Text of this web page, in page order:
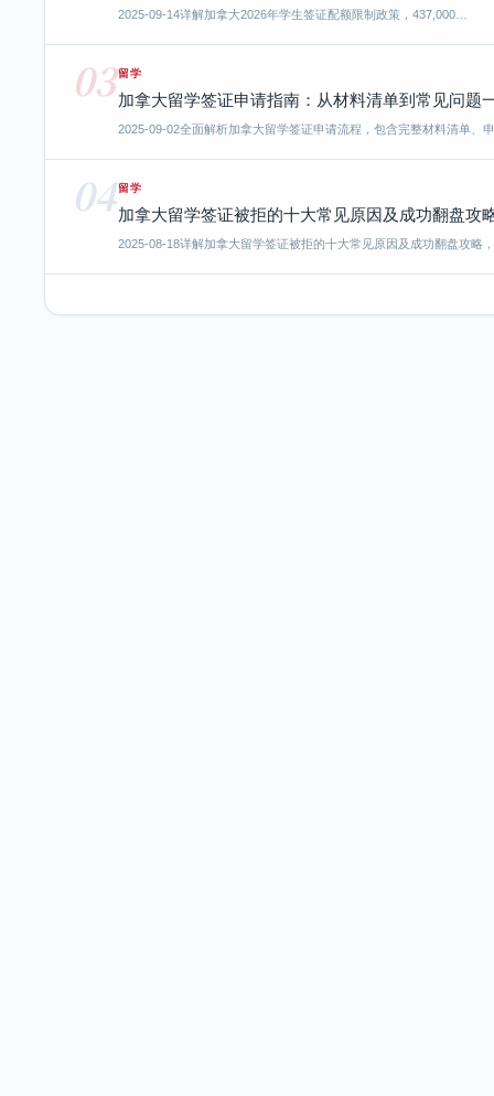
2025-09-14详解加拿大2026年学生签证配额限制政策，437,000…
03留学
加拿大留学签证申请指南：从材料清单到常见问
2025-09-02全面解析加拿大留学签证申请流程，包含完整材料清单、
04留学
加拿大留学签证被拒的十大常见原因及成功翻盘攻
2025-08-18详解加拿大留学签证被拒的十大常见原因及成功翻盘攻略